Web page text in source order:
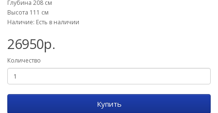
Глубина 208 см
Высота 111 см
Наличие: Есть в наличии
26950р.
Количество
Купить